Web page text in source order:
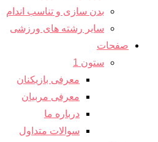
بدن سازی و تناسب اندام
سایر رشته های ورزشی
صفحات
ستون 1
معرفی بازیکنان
معرفی مربیان
درباره ما
سوالات متداول